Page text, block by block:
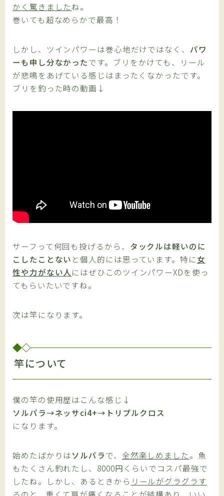
かく驚きましたね。
巻いても超なめらかで最高！
しかし、ツインパワーは巻心地だけではなく、 パワ
ーも申し分なかったです。ブリをかけても、リール
が悲鳴をあげている感じはまったくなかったです。
ブリを釣った時の動画↓
サーフって何回も投げるから、 タックルは軽いのに
こしたことない と個人的には思っています。特に女
性や力がない人 にはぜひこのツインパワーXDを使っ
てもらいたいですね。
次は竿になります。
竿について
僕の竿の使用歴はこんな感じ↓
ソルパラ→ネッサci4+→トリプルクロス
になります。
始めたばかりはソルパラで、 全然楽しめました。魚
もたくさん釣れたし、 8000円 くらいでコスパ最強で
したね。しかし、あるときから リールがグラグラす